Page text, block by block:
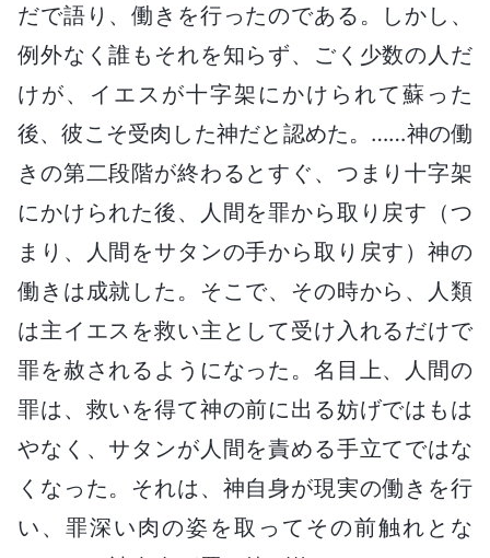
だで語り、働きを行ったのである。しかし、
例外なく誰もそれを知らず、ごく少数の人だ
けが、イエスが十字架にかけられて蘇った
後、彼こそ受肉した神だと認めた。……神の働
きの第二段階が終わるとすぐ、つまり十字架
にかけられた後、人間を罪から取り戻す（つ
まり、人間をサタンの手から取り戻す）神の
働きは成就した。そこで、その時から、人類
は主イエスを救い主として受け入れるだけで
罪を赦されるようになった。名目上、人間の
罪は、救いを得て神の前に出る妨げではもは
やなく、サタンが人間を責める手立てではな
くなった。それは、神自身が現実の働きを行
い、罪深い肉の姿を取ってその前触れとな